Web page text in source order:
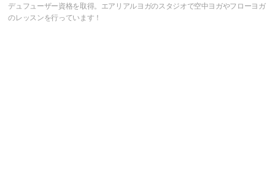
デュフューザー資格を取得。エアリアルヨガのスタジオで空中ヨガやフローヨガ
のレッスンを行っています！